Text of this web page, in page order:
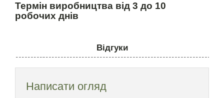
Термін виробництва від 3 до 10
робочих днів
Відгуки
Написати огляд